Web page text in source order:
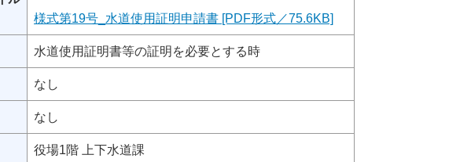
様式第19号_水道使用証明申請書 [PDF形式／75.6KB]
水道使用証明書等の証明を必要とする時
なし
なし
役場1階 上下水道課